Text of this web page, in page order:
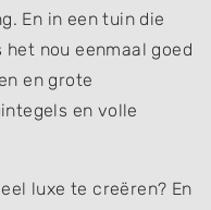
En in een tuin die
nou eenmaal goed
en grote
en volle
luxe te creëren? En